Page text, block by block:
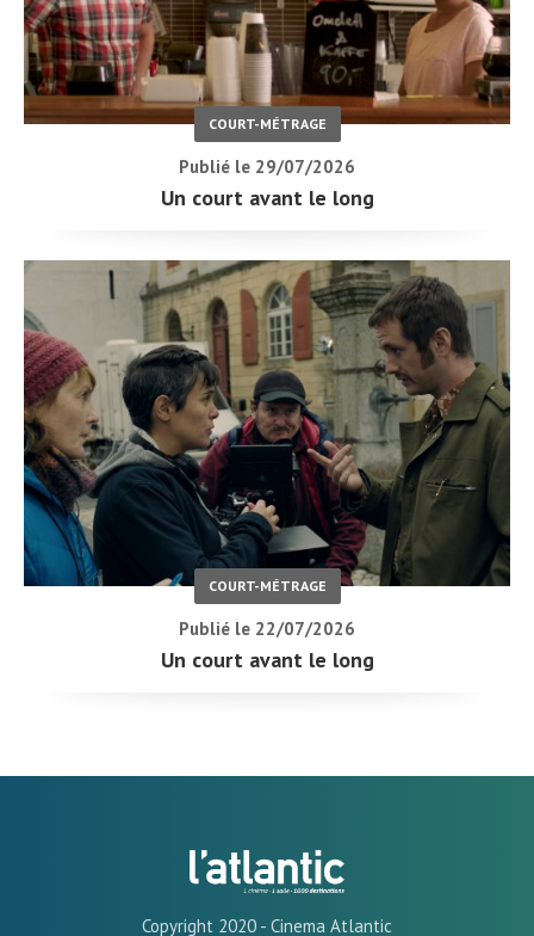
COURT-MÉTRAGE
Publié le 29/07/2026
Un court avant le long
COURT-MÉTRAGE
Publié le 22/07/2026
Un court avant le long
Copyright 2020 - Cinema Atlantic